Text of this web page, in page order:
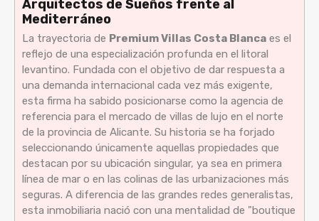
Arquitectos de Sueños frente al
Mediterráneo
La trayectoria de Premium Villas Costa Blanca es el
reflejo de una especialización profunda en el litoral
levantino. Fundada con el objetivo de dar respuesta a
una demanda internacional cada vez más exigente,
esta firma ha sabido posicionarse como la agencia de
referencia para el mercado de villas de lujo en el norte
de la provincia de Alicante. Su historia se ha forjado
seleccionando únicamente aquellas propiedades que
destacan por su ubicación singular, ya sea en primera
línea de mar o en las colinas de las urbanizaciones más
seguras. A diferencia de las grandes redes generalistas,
esta inmobiliaria nació con una mentalidad de "boutique